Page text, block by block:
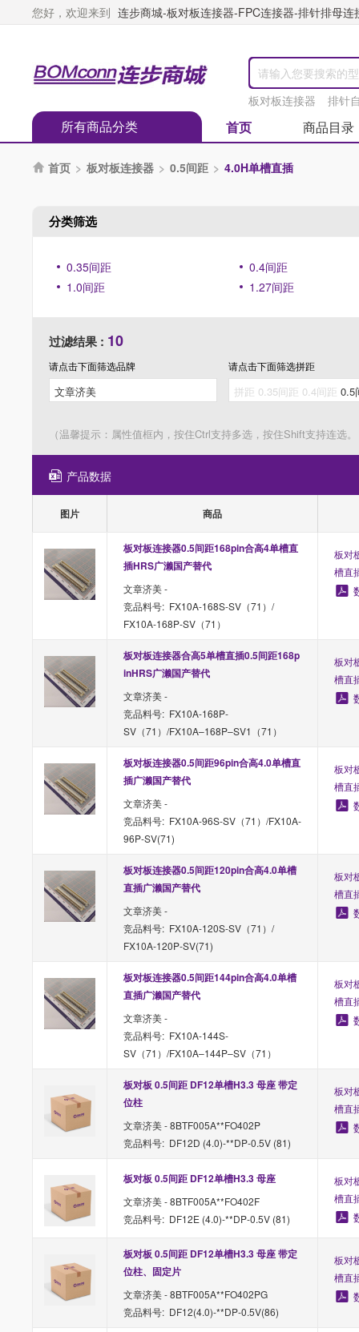
您好，欢迎来到 连步商城-板对板连接器-FPC连接器-排针排母
板对板连接器 排针
所有商品分类 首页 商品目录
 首页 > 板对板连接器 > 0.5间距 > 4.0H单槽直插
分类筛选
0.35间距
0.4间距
1.0间距
1.27间距
过滤结果 : 10
请点击下面筛选品牌 请点击下面筛选拼距
（温馨提示：属性值框内，按住Ctrl支持多选，按住Shift支持连选
产品数据
图片 商品
板对板连接器0.5间距168pin合高4单槽直
插HRS广濑国产替代
文章济美 -
竞品料号: FX10A-168S-SV（71）/
FX10A-168P-SV（71）
板对
槽直
板对板连接器合高5单槽直插0.5间距168p
inHRS广濑国产替代
文章济美 -
竞品料号: FX10A-168P-
SV（71）/FX10A–168P–SV1（71）
板对
槽直
板对板连接器0.5间距96pin合高4.0单槽直
插广濑国产替代
文章济美 -
竞品料号: FX10A-96S-SV（71）/FX10A-
96P-SV(71)
板对
槽直
板对板连接器0.5间距120pin合高4.0单槽
直插广濑国产替代
文章济美 -
竞品料号: FX10A-120S-SV（71）/
FX10A-120P-SV(71)
板对
槽直
板对板连接器0.5间距144pin合高4.0单槽
直插广濑国产替代
文章济美 -
竞品料号: FX10A-144S-
SV（71）/FX10A–144P–SV（71）
板对
槽直
板对板 0.5间距 DF12单槽H3.3 母座 带定
位柱
文章济美 - 8BTF005A**FO402P
竞品料号: DF12D (4.0)-**DP-0.5V (81)
板对
槽直
板对板 0.5间距 DF12单槽H3.3 母座
文章济美 - 8BTF005A**FO402F
竞品料号: DF12E (4.0)-**DP-0.5V (81)
板对
槽直
板对板 0.5间距 DF12单槽H3.3 母座 带定
位柱、固定片
文章济美 - 8BTF005A**FO402PG
竞品料号: DF12(4.0)-**DP-0.5V(86)
板对
槽直